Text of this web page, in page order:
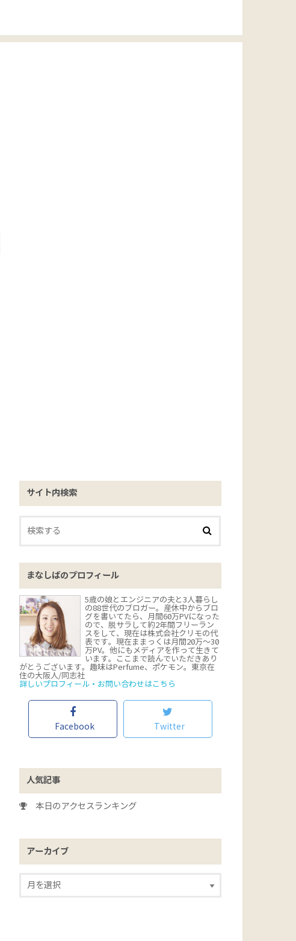
サイト内検索
まなしばのプロフィール
5歳の娘とエンジニアの夫と3人暮らし
の88世代のブロガー。産休中からブロ
グを書いてたら、月間60万PVになった
ので、脱サラして約2年間フリーラン
スをして、現在は株式会社クリモの代
表です。現在ままっくは月間20万〜30
万PV。他にもメディアを作って生きて
います。ここまで読んでいただきあり
がとうございます。趣味はPerfume、ポケモン。東京在
住の大阪人/同志社
詳しいプロフィール・お問い合わせはこちら
Facebook Twitter
人気記事
本日のアクセスランキング
アーカイブ